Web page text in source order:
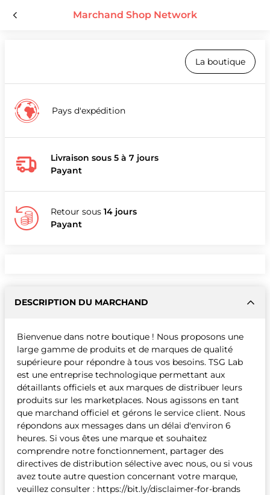
Marchand Shop Network
La boutique
Pays d'expédition
Livraison sous 5 à 7 jours
Payant
Retour sous 14 jours
Payant
DESCRIPTION DU MARCHAND
Bienvenue dans notre boutique ! Nous proposons une
large gamme de produits et de marques de qualité
supérieure pour répondre à tous vos besoins. TSG Lab
est une entreprise technologique permettant aux
détaillants officiels et aux marques de distribuer leurs
produits sur les marketplaces. Nous agissons en tant
que marchand officiel et gérons le service client. Nous
répondons aux messages dans un délai d'environ 6
heures. Si vous êtes une marque et souhaitez
comprendre notre fonctionnement, partager des
directives de distribution sélective avec nous, ou si vous
avez toute autre question concernant votre marque,
veuillez consulter : https://bit.ly/disclaimer-for-brands